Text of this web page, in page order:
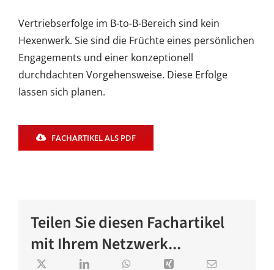
Vertriebserfolge im B-to-B-Bereich sind kein
Hexenwerk. Sie sind die Früchte eines persönlichen
Engagements und einer konzeptionell
durchdachten Vorgehensweise. Diese Erfolge
lassen sich planen.
FACHARTIKEL ALS PDF
Teilen Sie diesen Fachartikel
mit Ihrem Netzwerk...